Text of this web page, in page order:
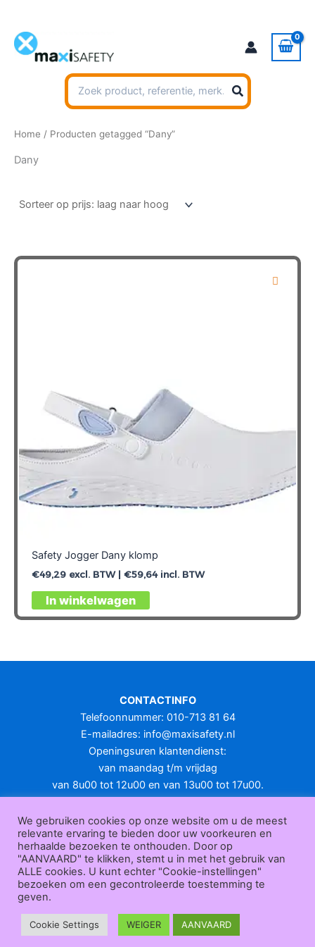
inhoud
Zoeken
naar:
Home / Producten getagged “Dany”
Dany
Safety Jogger Dany klomp
€49,29excl. BTW | €59,64incl. BTW
In winkelwagen
Dit
product
variaties.
optie
gekozen
worden
op
productpagina
CONTACTINFO
Telefoonnummer: 010-713 81 64
E-mailadres: info@maxisafety.nl
Openingsuren klantendienst:
van maandag t/m vrijdag
van 8u00 tot 12u00 en van 13u00 tot 17u00.
KLANTENSERVICE
Over
ons|Bedrijfsgegevens| F.A.Q.|Bestelprocedure | Betaling
ending | Retourneren|Herroepingsrecht|Herroepingsfunctie
ederverkoop|Bedrukken|Contact
Algemene voorwaarden
Maxisafety.nl © 2026
We gebruiken cookies op onze website om u de meest
relevante ervaring te bieden door uw voorkeuren en
herhaalde bezoeken te onthouden. Door op
"AANVAARD" te klikken, stemt u in met het gebruik van
ALLE cookies. U kunt echter "Cookie-instellingen"
bezoeken om een gecontroleerde toestemming te
geven.
Cookie Settings WEIGER AANVAARD